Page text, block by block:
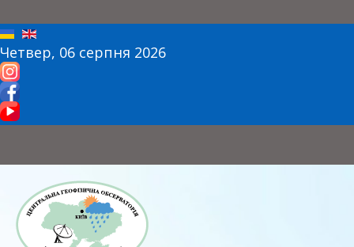
Четвер, 06 серпня 2026